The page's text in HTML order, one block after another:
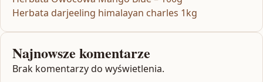
Herbata darjeeling himalayan charles 1kg
Najnowsze komentarze
Brak komentarzy do wyświetlenia.